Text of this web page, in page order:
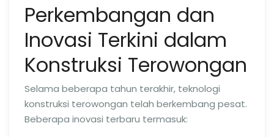
Perkembangan dan
Inovasi Terkini dalam
Konstruksi Terowongan
Selama beberapa tahun terakhir, teknologi
konstruksi terowongan telah berkembang pesat.
Beberapa inovasi terbaru termasuk: